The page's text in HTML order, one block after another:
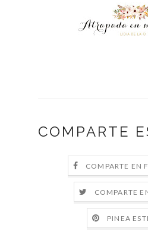
COMPARTE
COMPARTE EN
COMPARTE
PINEA